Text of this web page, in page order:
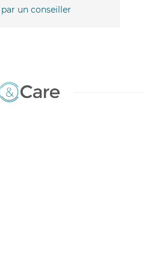
un conseiller